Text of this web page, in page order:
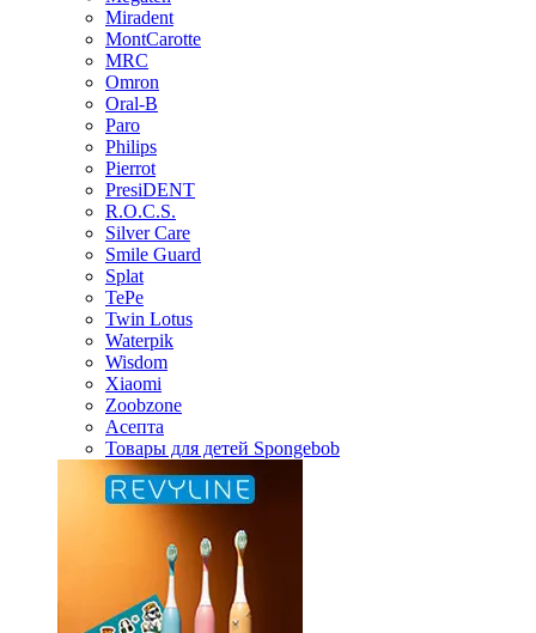
Miradent
MontCarotte
MRC
Omron
Oral-B
Paro
Philips
Pierrot
PresiDENT
R.O.C.S.
Silver Care
Smile Guard
Splat
TePe
Twin Lotus
Waterpik
Wisdom
Xiaomi
Zoobzone
Асепта
Товары для детей Spongebob